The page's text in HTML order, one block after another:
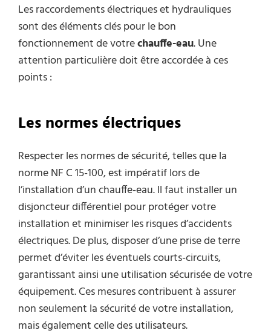
Les raccordements électriques et hydrauliques
sont des éléments clés pour le bon
fonctionnement de votrechauffe-eau. Une
attention particulière doit être accordée à ces
points :
Les normes électriques
Respecter les normes de sécurité, telles que la
norme NF C 15-100, est impératif lors de
l’installation d’un chauffe-eau. Il faut installer un
disjoncteur différentiel pour protéger votre
installation et minimiser les risques d’accidents
électriques. De plus, disposer d’une prise de terre
permet d’éviter les éventuels courts-circuits,
garantissant ainsi une utilisation sécurisée de votre
équipement. Ces mesures contribuent à assurer
non seulement la sécurité de votre installation,
mais également celle des utilisateurs.